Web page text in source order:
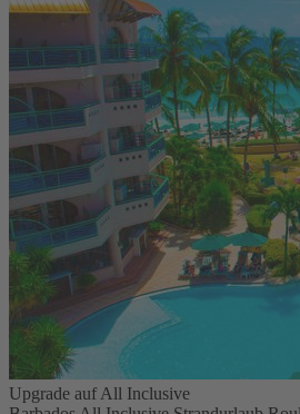
Upgrade auf All Inclusive